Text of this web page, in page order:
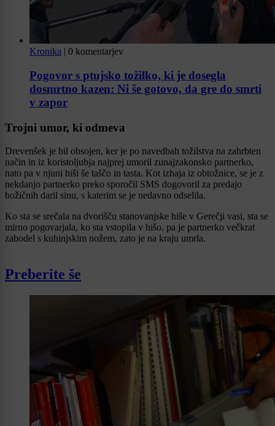
Kronika | 0 komentarjev
Pogovor s ptujsko tožilko, ki je dosegla
dosmrtno kazen: Ni še gotovo, da gre do smrti
v zapor
Trojni umor, ki odmeva
Drevenšek je bil obsojen, ker je po navedbah tožilstva na zahrbten
način in iz koristoljubja najprej umoril zunajzakonsko partnerko,
nato pa v njuni hiši še taščo in tasta. Kot izhaja iz obtožnice, se je z
nekdanjo partnerko preko sporočil SMS dogovoril za predajo
božičnih daril sinu, s katerim se je nedavno odselila.
Ko sta se srečala na dvorišču stanovanjske hiše v Gerečji vasi, sta se
mirno pogovarjala, ko sta vstopila v hišo, pa je partnerko večkrat
zabodel s kuhinjskim nožem, zato je na kraju umrla.
Preberite še